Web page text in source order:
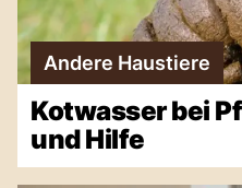
Andere Haustiere
Kotwasser bei
und Hilfe